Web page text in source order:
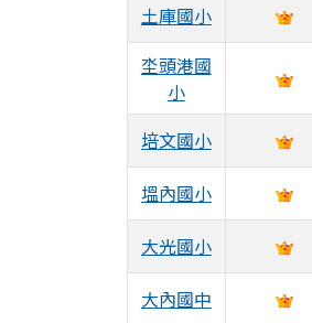
土庫國小
坔頭港國
小
培文國小
塭內國小
大光國小
大內國中